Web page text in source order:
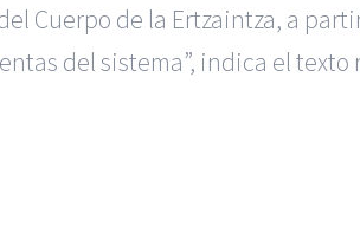
Cuerpo de la Ertzaintza, a
del sistema”, indica el